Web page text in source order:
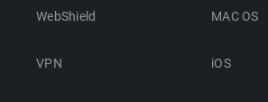
WebShield
VPN
MAC OS
iOS